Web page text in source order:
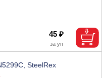
45 ₽
SteelRex